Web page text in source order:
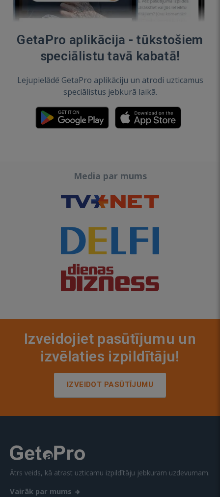
GetaPro aplikācija - tūkstošiem
speciālistu tavā kabatā!
Lejupielādē GetaPro aplikāciju un atrodi uzticamus
speciālistus jebkurā laikā.
Media par mums
Izveidojiet pasūtījumu un
izvēlaties izpildītāju!
IZVEIDOT PASŪTĪJUMU
Ātrs veids, kā atrast uzticamu izpildītāju jebkuram uzdevumam.
Vairāk par mums